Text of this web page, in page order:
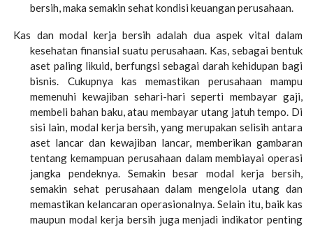
bersih, maka semakin sehat kondisi keuangan perusahaan.
Kas dan modal kerja bersih adalah dua aspek vital dalam
kesehatan finansial suatu perusahaan. Kas, sebagai bentuk
aset paling likuid, berfungsi sebagai darah kehidupan bagi
bisnis. Cukupnya kas memastikan perusahaan mampu
memenuhi kewajiban sehari-hari seperti membayar gaji,
membeli bahan baku, atau membayar utang jatuh tempo. Di
sisi lain, modal kerja bersih, yang merupakan selisih antara
aset lancar dan kewajiban lancar, memberikan gambaran
tentang kemampuan perusahaan dalam membiayai operasi
jangka pendeknya. Semakin besar modal kerja bersih,
semakin sehat perusahaan dalam mengelola utang dan
memastikan kelancaran operasionalnya. Selain itu, baik kas
maupun modal kerja bersih juga menjadi indikator penting